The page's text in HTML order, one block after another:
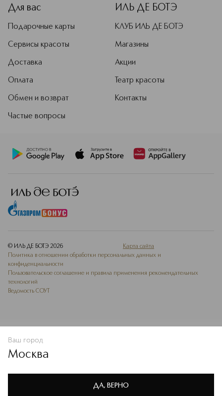
Политике конфиденциальности
В КОРЗИНУ
Для вас
Подарочные карты
Сервисы красоты
Доставка
Оплата
Обмен и возврат
Частые вопросы
ИЛЬ ДЕ БОТЭ
КЛУБ ИЛЬ ДЕ БОТЭ
Магазины
Акции
Театр красоты
Контакты
© ИЛЬ ДЕ БОТЭ 2026
Карта сайта
Политика в отношении обработки персональных данных и
конфиденциальности
Пользовательское соглашение и правила применения рекомендательных
технологий
Ведомость СОУТ
Ваш город
Москва
ДА, ВЕРНО